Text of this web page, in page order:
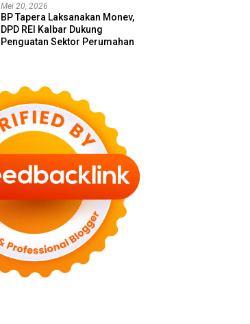
Mei 20, 2026
BP Tapera Laksanakan Monev,
DPD REI Kalbar Dukung
Penguatan Sektor Perumahan